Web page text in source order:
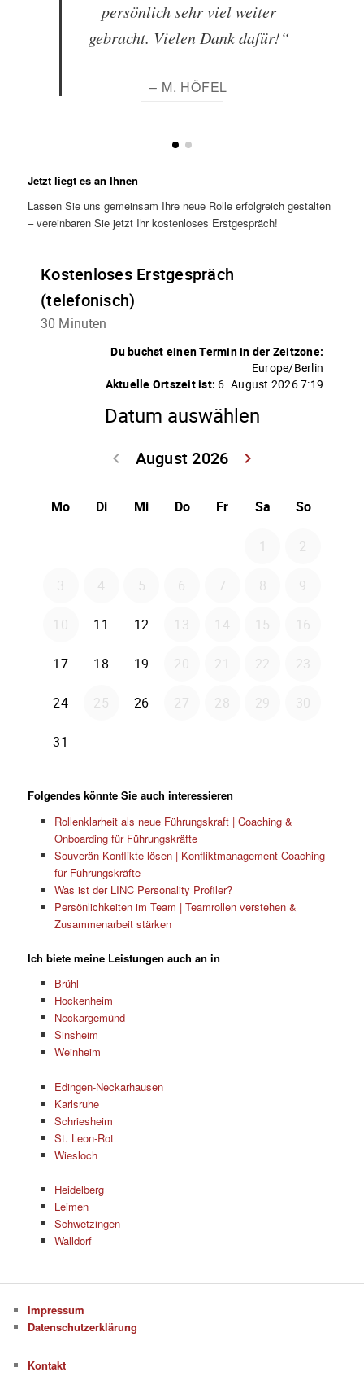
persönlich sehr viel weiter
gebracht. Vielen Dank dafür!“
– M. HÖFEL
Jetzt liegt es an Ihnen
Lassen Sie uns gemeinsam Ihre neue Rolle erfolgreich gestalten
– vereinbaren Sie jetzt Ihr kostenloses Erstgespräch!
Folgendes könnte Sie auch interessieren
Rollenklarheit als neue Führungskraft | Coaching &
Onboarding für Führungskräfte
Souverän Konflikte lösen | Konfliktmanagement Coaching
für Führungskräfte
Was ist der LINC Personality Profiler?
Persönlichkeiten im Team | Teamrollen verstehen &
Zusammenarbeit stärken
Ich biete meine Leistungen auch an in
Brühl
Hockenheim
Neckargemünd
Sinsheim
Weinheim
Edingen-Neckarhausen
Karlsruhe
Schriesheim
St. Leon-Rot
Wiesloch
Heidelberg
Leimen
Schwetzingen
Walldorf
Impressum
Datenschutzerklärung
Kontakt